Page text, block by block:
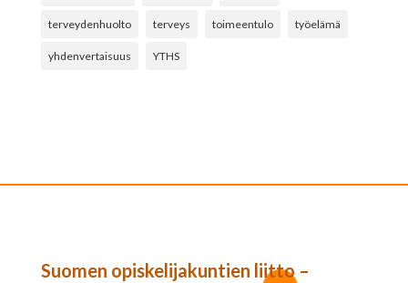
terveydenhuolto terveys toimeentulo työelämä
yhdenvertaisuus YTHS
Suomen opiskelijakuntien liitto –